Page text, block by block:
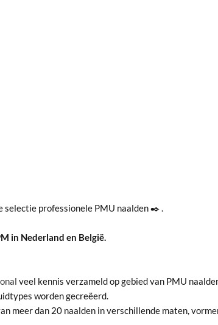
selectie professionele PMU naalden ✒️ .
in Nederland en België.
veel kennis verzameld op gebied van PMU
worden gecreëerd.
meer dan 20 naalden in verschillende maten,